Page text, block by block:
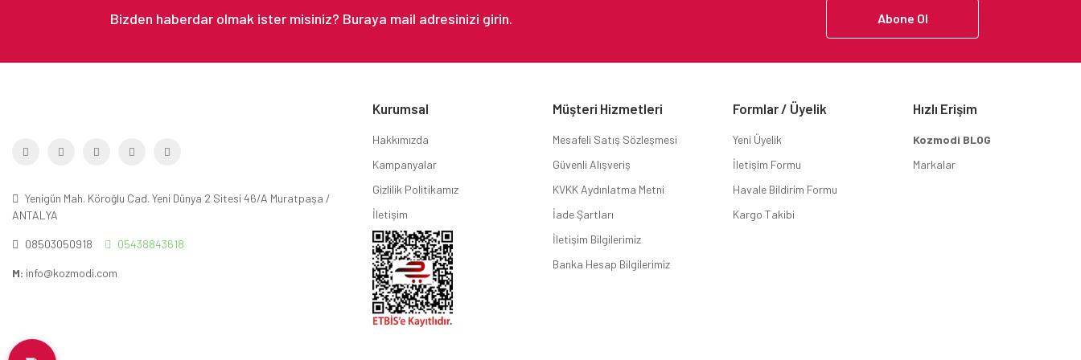
Abone Ol
Yenigün Mah. Köroğlu Cad. Yeni Dünya 2 Sitesi 46/A Muratpaşa /
ANTALYA
08503050918 05438843618
M: info@kozmodi.com
Kurumsal
Hakkımızda
Kampanyalar
Gizlilik Politikamız
İletişim
Müşteri Hizmetleri
Mesafeli Satış Sözleşmesi
Güvenli Alışveriş
KVKK Aydınlatma Metni
İade Şartları
İletişim Bilgilerimiz
Banka Hesap Bilgilerimiz
Formlar / Üyelik
Yeni Üyelik
İletişim Formu
Havale Bildirim Formu
Kargo Takibi
Hızlı Erişim
Kozmodi BLOG
Markalar